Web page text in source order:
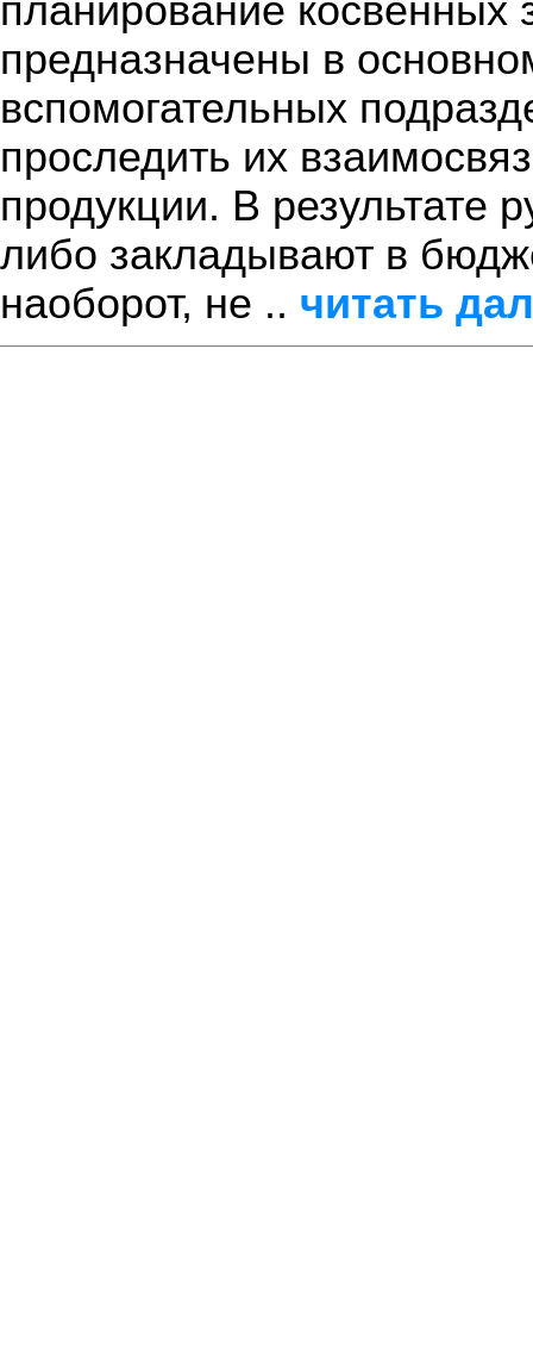
планирование косвенных
предназначены в
вспомогательных
проследить их
продукции. В результате
либо закладывают в
наоборот, не .. читать